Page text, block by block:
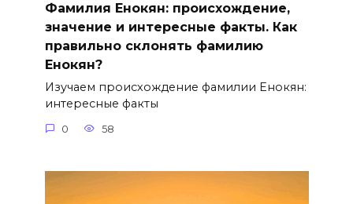
Фамилия Енокян: происхождение,
значение и интересные факты. Как
правильно склонять фамилию
Енокян?
Изучаем происхождение фамилии Енокян:
интересные факты
0 58